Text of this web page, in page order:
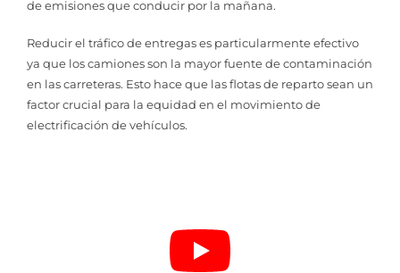
de emisiones que conducir por la mañana.
Reducir el tráfico de entregas es particularmente efectivo
ya que los camiones son la mayor fuente de contaminación
en las carreteras. Esto hace que las flotas de reparto sean un
factor crucial para la equidad en el movimiento de
electrificación de vehículos.